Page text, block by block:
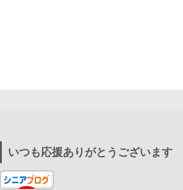
いつも応援ありがとうございます